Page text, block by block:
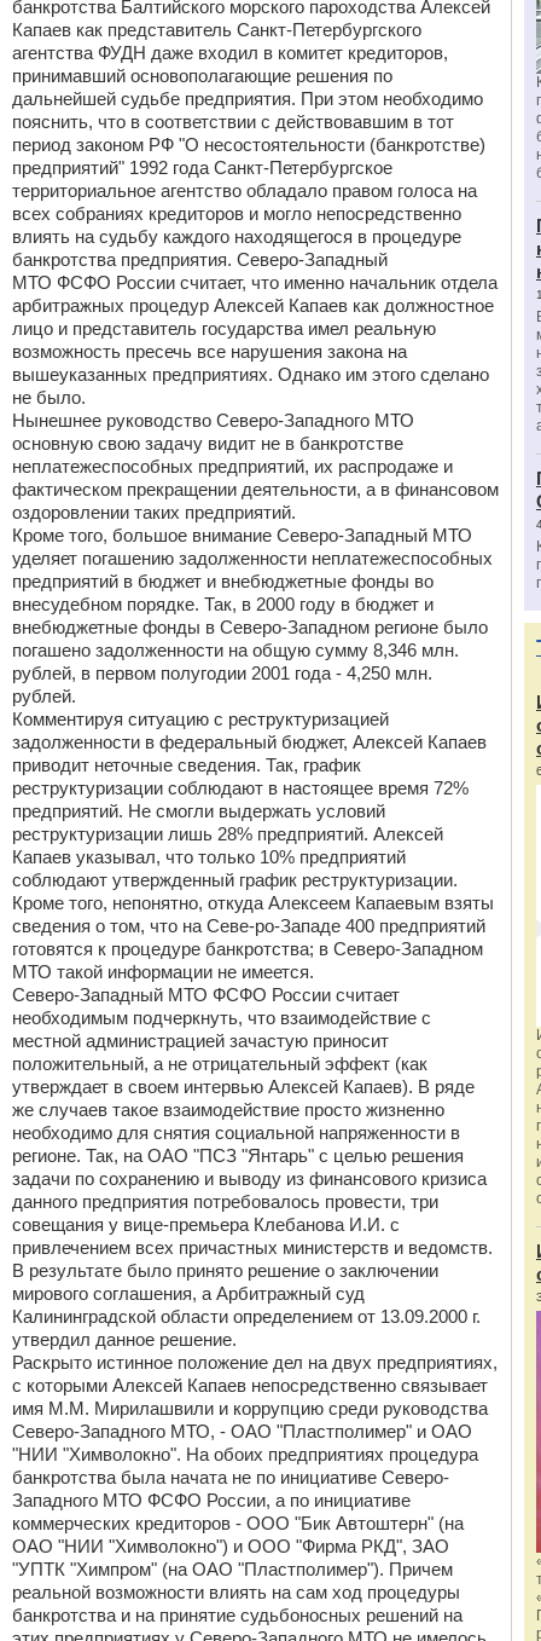
банкротства Балтийского морского пароходства Алексей
Капаев как представитель Санкт-Петербургского
агентства ФУДН даже входил в комитет кредиторов,
принимавший основополагающие решения по
дальнейшей судьбе предприятия. При этом необходимо
пояснить, что в соответствии с действовавшим в тот
период законом РФ "О несостоятельности (банкротстве)
предприятий" 1992 года Санкт-Петербургское
территориальное агентство обладало правом голоса на
всех собраниях кредиторов и могло непосредственно
влиять на судьбу каждого находящегося в процедуре
банкротства предприятия. Северо-Западный
МТО ФСФО России считает, что именно начальник отдела
арбитражных процедур Алексей Капаев как должностное
лицо и представитель государства имел реальную
возможность пресечь все нарушения закона на
вышеуказанных предприятиях. Однако им этого сделано
не было.
Нынешнее руководство Северо-Западного МТО
основную свою задачу видит не в банкротстве
неплатежеспособных предприятий, их распродаже и
фактическом прекращении деятельности, а в финансовом
оздоровлении таких предприятий.
Кроме того, большое внимание Северо-Западный МТО
уделяет погашению задолженности неплатежеспособных
предприятий в бюджет и внебюджетные фонды во
внесудебном порядке. Так, в 2000 году в бюджет и
внебюджетные фонды в Северо-Западном регионе было
погашено задолженности на общую сумму 8,346 млн.
рублей, в первом полугодии 2001 года - 4,250 млн.
рублей.
Комментируя ситуацию с реструктуризацией
задолженности в федеральный бюджет, Алексей Капаев
приводит неточные сведения. Так, график
реструктуризации соблюдают в настоящее время 72%
предприятий. Не смогли выдержать условий
реструктуризации лишь 28% предприятий. Алексей
Капаев указывал, что только 10% предприятий
соблюдают утвержденный график реструктуризации.
Кроме того, непонятно, откуда Алексеем Капаевым взяты
сведения о том, что на Севе-ро-Западе 400 предприятий
готовятся к процедуре банкротства; в Северо-Западном
МТО такой информации не имеется.
Северо-Западный МТО ФСФО России считает
необходимым подчеркнуть, что взаимодействие с
местной администрацией зачастую приносит
положительный, а не отрицательный эффект (как
утверждает в своем интервью Алексей Капаев). В ряде
же случаев такое взаимодействие просто жизненно
необходимо для снятия социальной напряженности в
регионе. Так, на ОАО "ПСЗ "Янтарь" с целью решения
задачи по сохранению и выводу из финансового кризиса
данного предприятия потребовалось провести, три
совещания у вице-премьера Клебанова И.И. с
привлечением всех причастных министерств и ведомств.
В результате было принято решение о заключении
мирового соглашения, а Арбитражный суд
Калининградской области определением от 13.09.2000 г.
утвердил данное решение.
Раскрыто истинное положение дел на двух предприятиях,
с которыми Алексей Капаев непосредственно связывает
имя М.М. Мирилашвили и коррупцию среди руководства
Северо-Западного МТО, - ОАО "Пластполимер" и ОАО
"НИИ "Химволокно". На обоих предприятиях процедура
банкротства была начата не по инициативе Северо-
Западного МТО ФСФО России, а по инициативе
коммерческих кредиторов - ООО "Бик Автоштерн" (на
ОАО "НИИ "Химволокно") и ООО "Фирма РКД", ЗАО
"УПТК "Химпром" (на ОАО "Пластполимер"). Причем
реальной возможности влиять на сам ход процедуры
банкротства и на принятие судьбоносных решений на